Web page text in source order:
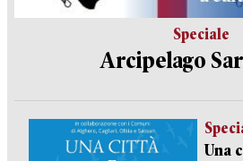
Speciale
Arcipelago
Una